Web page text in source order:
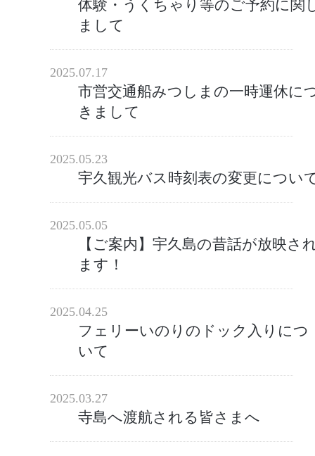
体験・うくちゃり等のご予約に関
まして
2025.07.17
市営交通船みつしまの一時運休に
きまして
2025.05.23
宇久観光バス時刻表の変更につい
2025.05.05
【ご案内】宇久島の昔話が放映さ
ます！
2025.04.25
フェリーいのりのドック入りにつ
いて
2025.03.27
寺島へ渡航される皆さまへ